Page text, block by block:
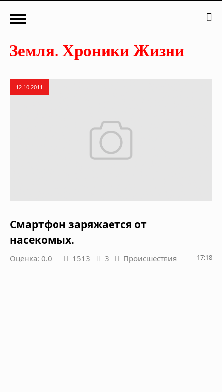
12.10.2011
Смартфон заряжается от
насекомых.
Оценка: 0.0 1513 3 Происшествия 17:18